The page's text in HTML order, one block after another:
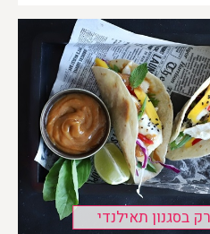
בסגנון תאילנדי